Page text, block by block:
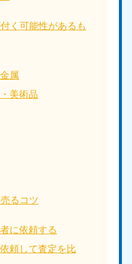
く可能性があるも
属
美術品
るコツ
に依頼する
頼して査定を比